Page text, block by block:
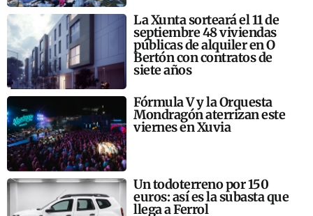
La Xunta sorteará el 11 de
septiembre 48 viviendas
públicas de alquiler en O
Bertón con contratos de
siete años
Fórmula V y la Orquesta
Mondragón aterrizan este
viernes en Xuvia
Un todoterreno por 150
euros: así es la subasta que
llega a Ferrol